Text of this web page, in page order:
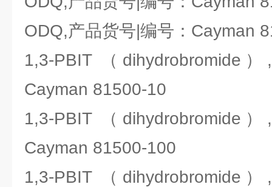
ODQ,产品货号|编号：Cayman
1,3-PBIT （dihydrobromide
Cayman 81500-10
1,3-PBIT （dihydrobromide
Cayman 81500-100
1,3-PBIT （dihydrobromide